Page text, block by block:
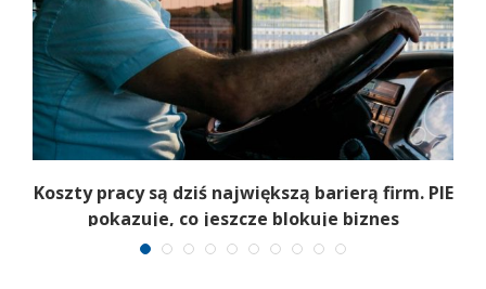
Koszty pracy są dziś największą barierą firm. PIE
pokazuje, co jeszcze blokuje biznes